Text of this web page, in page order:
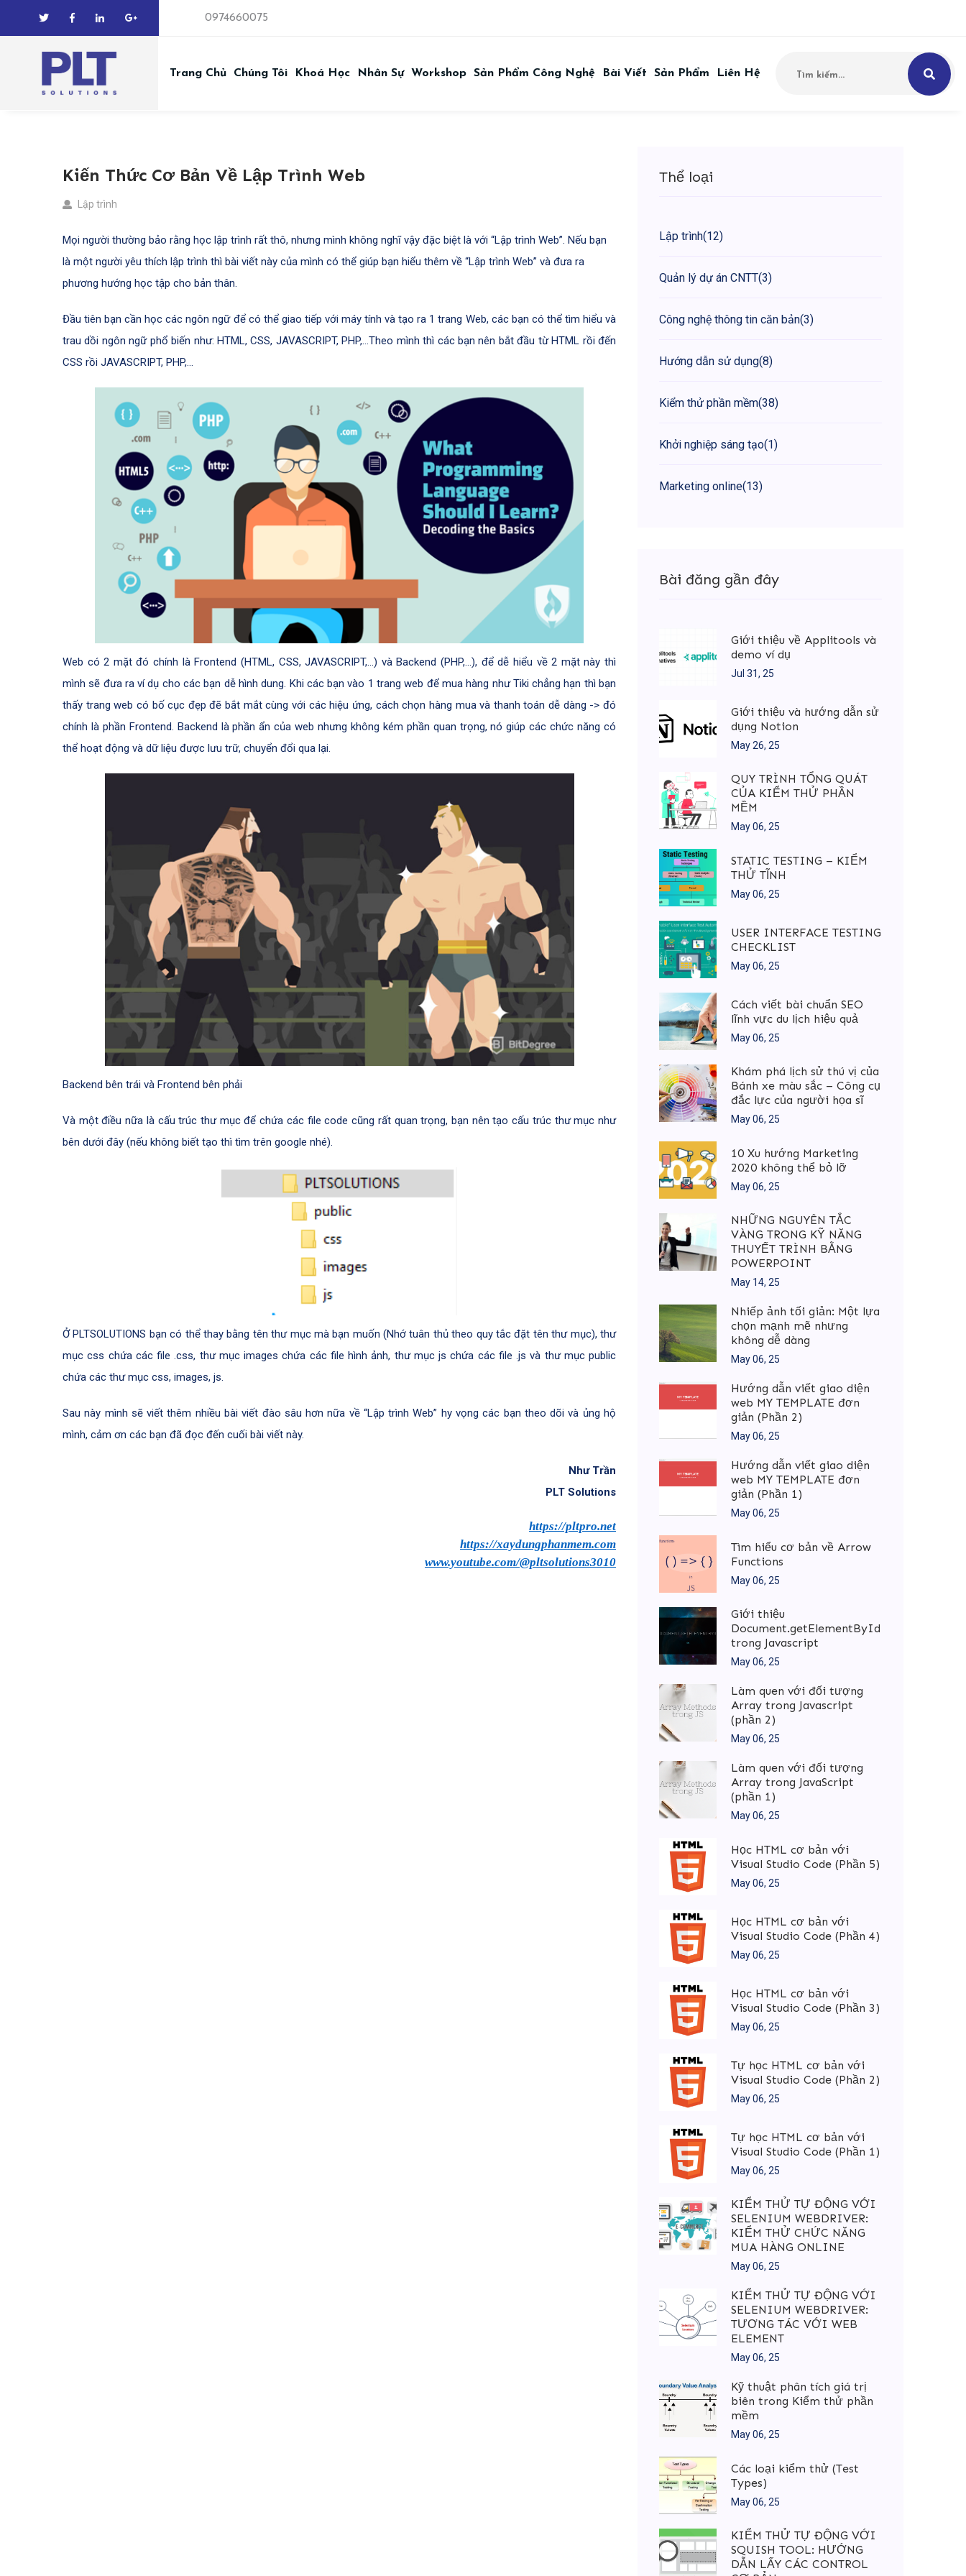
0974660075
Trang Chủ Chúng Tôi Khoá Học Nhân Sự Workshop Sản Phẩm Công Nghệ Bài Viết Sản Phẩm Liên Hệ
Kiến Thức Cơ Bản Về Lập Trình Web
Lập trình
Mọi người thường bảo rằng học lập trình rất thô, nhưng mình không nghĩ vậy đặc biệt là với “Lập trình Web”. Nếu bạn
là một người yêu thích lập trình thì bài viết này của mình có thể giúp bạn hiểu thêm về “Lập trình Web” và đưa ra
phương hướng học tập cho bản thân.
Đầu tiên bạn cần học các ngôn ngữ để có thể giao tiếp với máy tính và tạo ra 1 trang Web, các bạn có thể tìm hiểu và
trau dồi ngôn ngữ phổ biến như: HTML, CSS, JAVASCRIPT, PHP,…Theo mình thì các bạn nên bắt đầu từ HTML rồi đến
CSS rồi JAVASCRIPT, PHP,…
Web có 2 mặt đó chính là Frontend (HTML, CSS, JAVASCRIPT,…) và Backend (PHP,…), để dễ hiểu về 2 mặt này thì
mình sẽ đưa ra ví dụ cho các bạn dễ hình dung. Khi các bạn vào 1 trang web để mua hàng như Tiki chẳng hạn thì bạn
thấy trang web có bố cục đẹp đẽ bắt mắt cùng với các hiệu ứng, cách chọn hàng mua và thanh toán dễ dàng -> đó
chính là phần Frontend. Backend là phần ẩn của web nhưng không kém phần quan trọng, nó giúp các chức năng có
thể hoạt động và dữ liệu được lưu trữ, chuyển đổi qua lại.
Backend bên trái và Frontend bên phải
Và một điều nữa là cấu trúc thư mục để chứa các file code cũng rất quan trọng, bạn nên tạo cấu trúc thư mục như
bên dưới đây (nếu không biết tạo thì tìm trên google nhé).
Ở PLTSOLUTIONS bạn có thể thay bằng tên thư mục mà bạn muốn (Nhớ tuân thủ theo quy tắc đặt tên thư mục), thư
mục css chứa các file .css, thư mục images chứa các file hình ảnh, thư mục js chứa các file .js và thư mục public
chứa các thư mục css, images, js.
Sau này mình sẽ viết thêm nhiều bài viết đào sâu hơn nữa về “Lập trình Web” hy vọng các bạn theo dõi và ủng hộ
mình, cảm ơn các bạn đã đọc đến cuối bài viết này.
Như Trần
PLT Solutions
https://pltpro.net
https://xaydungphanmem.com
www.youtube.com/@pltsolutions3010
Thể loại
Lập trình(12)
Quản lý dự án CNTT(3)
Công nghệ thông tin căn bản(3)
Hướng dẫn sử dụng(8)
Kiểm thử phần mềm(38)
Khởi nghiệp sáng tạo(1)
Marketing online(13)
Bài đăng gần đây
Giới thiệu về Applitools và
demo ví dụ
Jul 31, 25
Giới thiệu và hướng dẫn sử
dụng Notion
May 26, 25
QUY TRÌNH TỔNG QUÁT
CỦA KIỂM THỬ PHẦN
MỀM
May 06, 25
STATIC TESTING – KIỂM
THỬ TĨNH
May 06, 25
USER INTERFACE TESTING
CHECKLIST
May 06, 25
Cách viết bài chuẩn SEO
lĩnh vực du lịch hiệu quả
May 06, 25
Khám phá lịch sử thú vị của
Bánh xe màu sắc – Công cụ
đắc lực của người họa sĩ
May 06, 25
10 Xu hướng Marketing
2020 không thể bỏ lỡ
May 06, 25
NHỮNG NGUYÊN TẮC
VÀNG TRONG KỸ NĂNG
THUYẾT TRÌNH BẰNG
POWERPOINT
May 14, 25
Nhiếp ảnh tối giản: Một lựa
chọn mạnh mẽ nhưng
không dễ dàng
May 06, 25
Hướng dẫn viết giao diện
web MY TEMPLATE đơn
giản (Phần 2)
May 06, 25
Hướng dẫn viết giao diện
web MY TEMPLATE đơn
giản (Phần 1)
May 06, 25
Tìm hiểu cơ bản về Arrow
Functions
May 06, 25
Giới thiệu
Document.getElementById
trong Javascript
May 06, 25
Làm quen với đối tượng
Array trong Javascript
(phần 2)
May 06, 25
Làm quen với đối tượng
Array trong JavaScript
(phần 1)
May 06, 25
Học HTML cơ bản với
Visual Studio Code (Phần 5)
May 06, 25
Học HTML cơ bản với
Visual Studio Code (Phần 4)
May 06, 25
Học HTML cơ bản với
Visual Studio Code (Phần 3)
May 06, 25
Tự học HTML cơ bản với
Visual Studio Code (Phần 2)
May 06, 25
Tự học HTML cơ bản với
Visual Studio Code (Phần 1)
May 06, 25
KIỂM THỬ TỰ ĐỘNG VỚI
SELENIUM WEBDRIVER:
KIỂM THỬ CHỨC NĂNG
MUA HÀNG ONLINE
May 06, 25
KIỂM THỬ TỰ ĐỘNG VỚI
SELENIUM WEBDRIVER:
TƯƠNG TÁC VỚI WEB
ELEMENT
May 06, 25
Kỹ thuật phân tích giá trị
biên trong Kiểm thử phần
mềm
May 06, 25
Các loại kiểm thử (Test
Types)
May 06, 25
KIỂM THỬ TỰ ĐỘNG VỚI
SQUISH TOOL: HƯỚNG
DẪN LẤY CÁC CONTROL